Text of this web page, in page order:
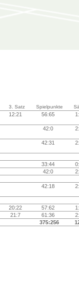
3. Satz Spielpunkte
12:21 56:65
42:0
42:31
33:44
42:0
42:18
20:22 57:62
21:7 61:36
375:256